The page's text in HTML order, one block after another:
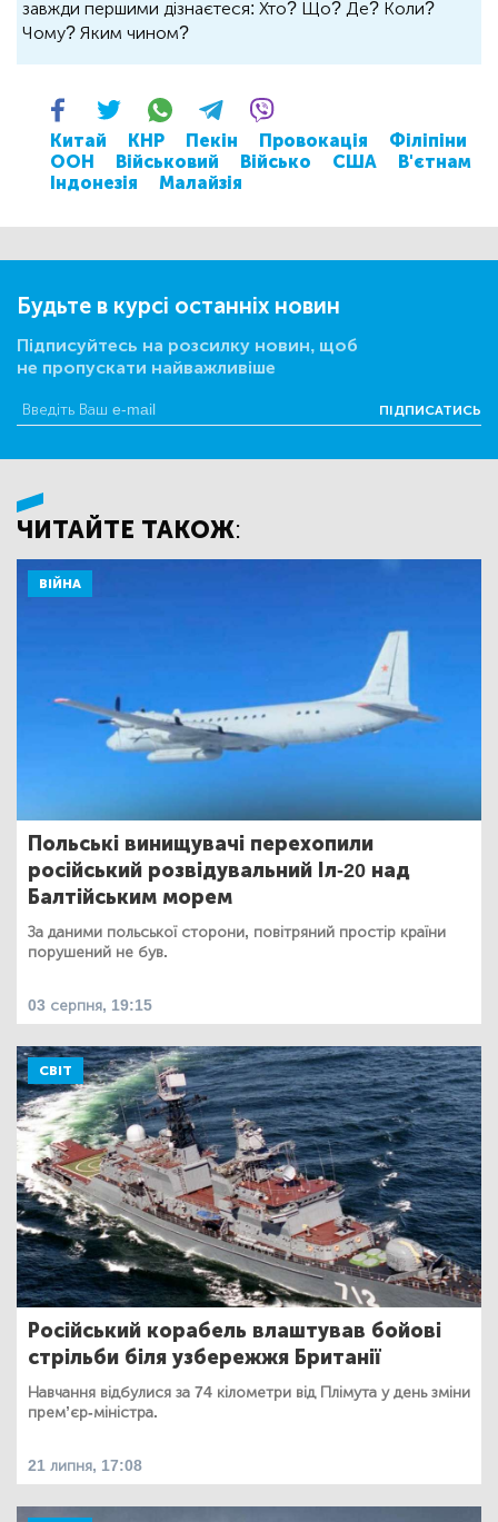
завжди першими дізнаєтеся: Хто? Що? Де? Коли?
Чому? Яким чином?
Китай КНР Пекін Провокація
Філіпіни
ООН
Військовий Військо США
В'єтнам
Індонезія
Малайзія
Будьте в курсі останніх новин
Підписуйтесь на розсилку новин, щоб
не пропускати найважливіше
ПІДПИСАТИСЬ
ЧИТАЙТЕ ТАКОЖ:
ВІЙНА
Польські винищувачі перехопили
російський розвідувальний Іл-20 над
Балтійським морем
За даними польської сторони, повітряний простір країни
порушений не був.
03 серпня, 19:15
СВІТ
Російський корабель влаштував бойові
стрільби біля узбережжя Британії
Навчання відбулися за 74 кілометри від Плімута у день зміни
прем’єр-міністра.
21 липня, 17:08